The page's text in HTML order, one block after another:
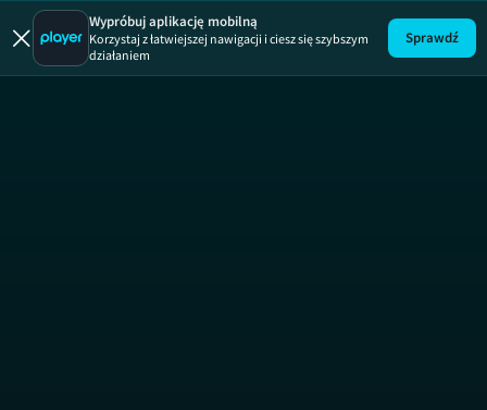
Wypróbuj aplikację mobilną
Korzystaj z łatwiejszej nawigacji i ciesz się szybszym
działaniem
Sprawdź